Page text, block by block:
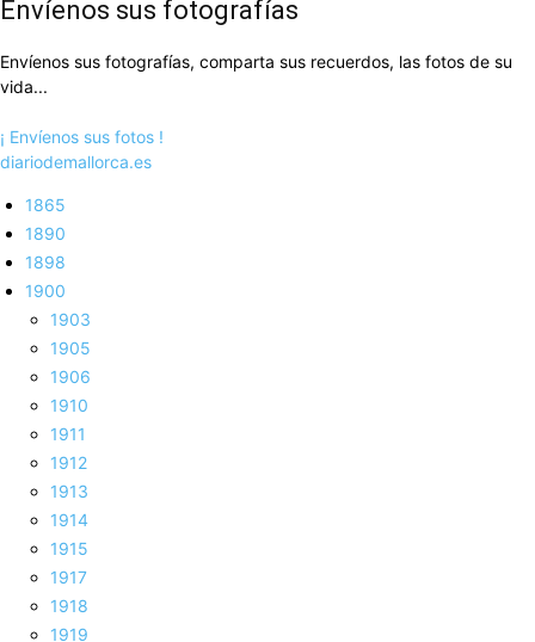
Envíenos sus fotografías
Envíenos sus fotografías, comparta sus recuerdos, las fotos de su
vida...
¡ Envíenos sus fotos !
diariodemallorca.es
1865
1890
1898
1900
1903
1905
1906
1910
1911
1912
1913
1914
1915
1917
1918
1919